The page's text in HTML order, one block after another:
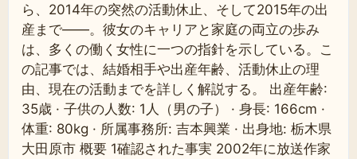
ら、2014年の突然の活動休止、そして2015年の出
産まで——。彼女のキャリアと家庭の両立の歩み
は、多くの働く女性に一つの指針を示している。こ
の記事では、結婚相手や出産年齢、活動休止の理
由、現在の活動までを詳しく解説する。 出産年齢:
35歳 · 子供の人数: 1人（男の子） · 身長: 166cm ·
体重: 80kg · 所属事務所: 吉本興業 · 出身地: 栃木県
大田原市 概要 1確認された事実 2002年に放送作家